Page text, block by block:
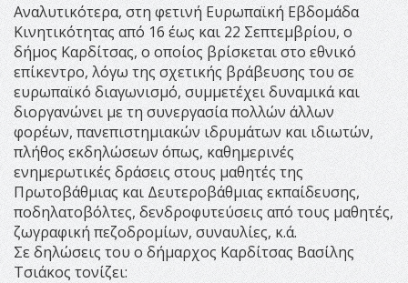
Αναλυτικότερα, στη φετινή Ευρωπαϊκή Εβδομάδα
Κινητικότητας από 16 έως και 22 Σεπτεμβρίου, ο
δήμος Καρδίτσας, ο οποίος βρίσκεται στο εθνικό
επίκεντρο, λόγω της σχετικής βράβευσης του σε
ευρωπαϊκό διαγωνισμό, συμμετέχει δυναμικά και
διοργανώνει με τη συνεργασία πολλών άλλων
φορέων, πανεπιστημιακών ιδρυμάτων και ιδιωτών,
πλήθος εκδηλώσεων όπως, καθημερινές
ενημερωτικές δράσεις στους μαθητές της
Πρωτοβάθμιας και Δευτεροβάθμιας εκπαίδευσης,
ποδηλατοβόλτες, δενδροφυτεύσεις από τους μαθητές,
ζωγραφική πεζοδρομίων, συναυλίες, κ.ά.
Σε δηλώσεις του ο δήμαρχος Καρδίτσας Βασίλης
Τσιάκος τονίζει: